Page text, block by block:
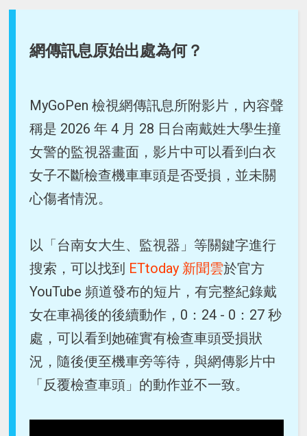
網傳訊息原始出處為何？
MyGoPen 檢視網傳訊息所附影片，內容聲
稱是 2026 年 4 月 28 日台南戴姓大學生撞
女警的監視器畫面，影片中可以看到白衣
女子不斷檢查機車車頭是否受損，並未關
心傷者情況。
以「台南女大生、監視器」等關鍵字進行
搜索，可以找到 ETtoday 新聞雲於官方
YouTube 頻道發布的短片，有完整紀錄戴
女在車禍後的後續動作，0：24 - 0：27 秒
處，可以看到她確實有檢查車頭受損狀
況，隨後便至機車旁等待，與網傳影片中
「反覆檢查車頭」的動作並不一致。